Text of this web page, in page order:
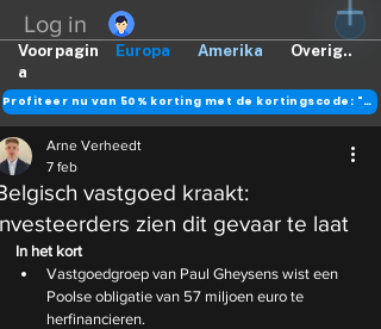
Log in
Europa Amerika Overig..
Voorpagin
a
Profiteer nu van 50% korting met de kortingscode: "DANK"
vastgoed kraakt:
zien dit gevaar te laat
Arne Verheedt
7 feb
In het kort
Vastgoedgroep van Paul Gheysens wist een
Poolse obligatie van 57 miljoen euro te
herfinancieren.